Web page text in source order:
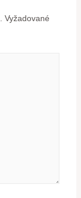
Vyžadované